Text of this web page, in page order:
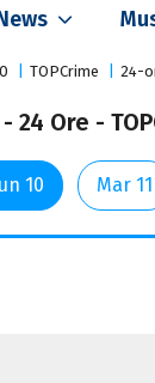
TOPCrime 24-
24 Ore -
10 Mar 11